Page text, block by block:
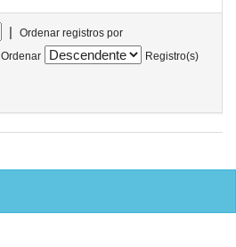
|
Ordenar registros por
Ordenar
Registro(s)